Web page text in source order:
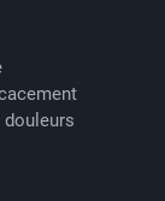
douleurs